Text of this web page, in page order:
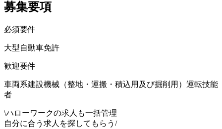
募集要項
必須要件
大型自動車免許
歓迎要件
車両系建設機械（整地・運搬・積込用及び掘削用）運転技能
者
\ハローワークの求人も一括管理
自分に合う求人を探してもらう /